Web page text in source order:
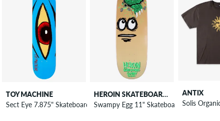
TOY MACHINE
Sect Eye 7.875" Skateboard Deck
HEROIN SKATEBOARDS
Swampy Egg 11" Skateboard Deck
ANTIX
Solis